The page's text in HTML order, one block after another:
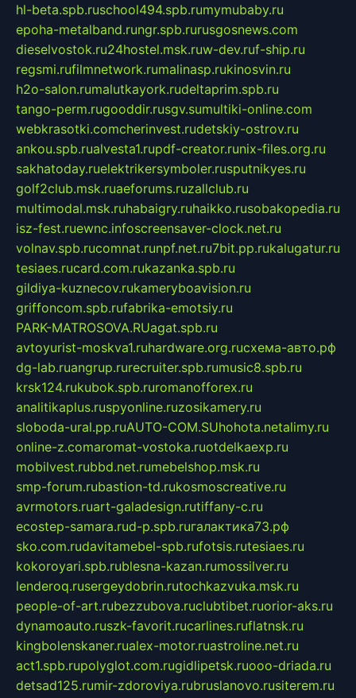
hl-beta.spb.ruschool494.spb.rumymubaby.ru
epoha-metalband.rungr.spb.rurusgosnews.com
dieselvostok.ru24hostel.msk.ruw-dev.ruf-ship.ru
regsmi.rufilmnetwork.rumalinasp.rukinosvin.ru
h2o-salon.rumalutkayork.rudeltaprim.spb.ru
tango-perm.rugooddir.rusgv.sumultiki-online.com
webkrasotki.comcherinvest.rudetskiy-ostrov.ru
ankou.spb.rualvesta1.rupdf-creator.runix-files.org.ru
sakhatoday.ruelektrikersymboler.rusputnikyes.ru
golf2club.msk.ruaeforums.ruzallclub.ru
multimodal.msk.ruhabaigry.ruhaikko.rusobakopedia.ru
isz-fest.ruewnc.infoscreensaver-clock.net.ru
volnav.spb.rucomnat.runpf.net.ru7bit.pp.rukalugatur.ru
tesiaes.rucard.com.rukazanka.spb.ru
gildiya-kuznecov.rukameryboavision.ru
griffoncom.spb.rufabrika-emotsiy.ru
PARK-MATROSOVA.RUagat.spb.ru
avtoyurist-moskva1.ruhardware.org.ruсхема-авто.рф
dg-lab.ruangrup.rurecruiter.spb.rumusic8.spb.ru
krsk124.rukubok.spb.ruromanofforex.ru
analitikaplus.ruspyonline.ruzosikamery.ru
sloboda-ural.pp.ruAUTO-COM.SUhohota.netalimy.ru
online-z.comaromat-vostoka.ruotdelkaexp.ru
mobilvest.rubbd.net.rumebelshop.msk.ru
smp-forum.rubastion-td.rukosmoscreative.ru
avrmotors.ruart-galadesign.rutiffany-c.ru
ecostep-samara.rud-p.spb.ruгалактика73.рф
sko.com.rudavitamebel-spb.rufotsis.rutesiaes.ru
kokoroyari.spb.rublesna-kazan.rumossilver.ru
lenderoq.rusergeydobrin.rutochkazvuka.msk.ru
people-of-art.rubezzubova.ruclubtibet.ruorior-aks.ru
dynamoauto.ruszk-favorit.rucarlines.ruflatnsk.ru
kingbolenskaner.rualex-motor.ruastroline.net.ru
act1.spb.rupolyglot.com.rugidlipetsk.ruooo-driada.ru
detsad125.rumir-zdoroviya.rubruslanovo.rusiterem.ru